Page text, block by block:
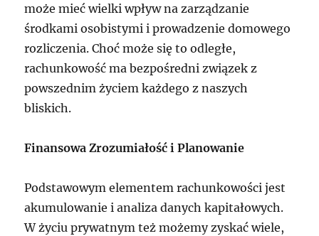
może mieć wielki wpływ na zarządzanie
środkami osobistymi i prowadzenie domowego
rozliczenia. Choć może się to odległe,
rachunkowość ma bezpośredni związek z
powszednim życiem każdego z naszych
bliskich.
Finansowa Zrozumiałość i Planowanie
Podstawowym elementem rachunkowości jest
akumulowanie i analiza danych kapitałowych.
W życiu prywatnym też możemy zyskać wiele,